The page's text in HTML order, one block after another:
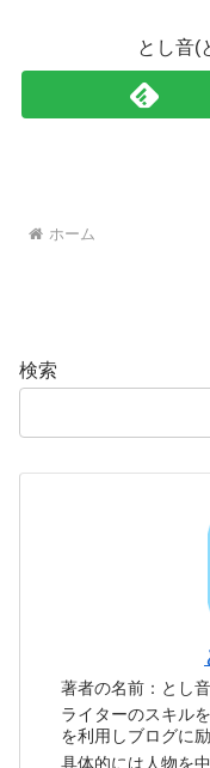
とし音(
ホーム
検索
著者の名前：とし
ライターのスキル
を利用しブログに
具体的には人物を